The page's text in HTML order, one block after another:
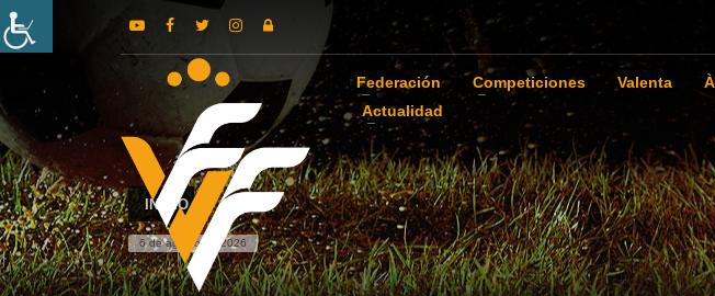
Federación Competiciones Valenta
Actualidad
INICIO
6 de agosto de 2026